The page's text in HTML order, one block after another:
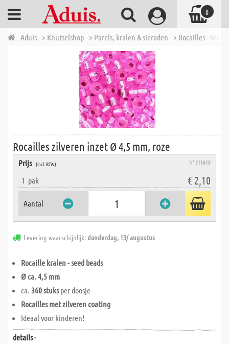
Aduis > Knutselshop > Parels, kralen & sieraden > Rocailles - Seed
Rocailles zilveren inzet Ø 4,5 mm, roze
Prijs (incl. BTW) N° 311618
1 pak € 2,10
Aantal
Levering waarschijnlijk:donderdag, 13/ augustus
Rocaille kralen - seed beads
Ø ca. 4,5 mm
ca. 360 stuksper doosje
Rocailles met zilveren coating
Ideaal voor kinderen!
details -
0